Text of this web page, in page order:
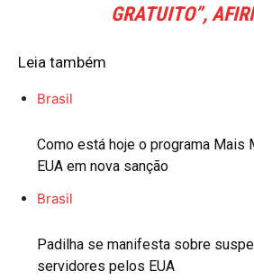
GRATUITO”,
Leia também
Brasil
Como está hoje o programa Mais
EUA em nova sanção
Brasil
Padilha se manifesta sobre
servidores pelos EUA